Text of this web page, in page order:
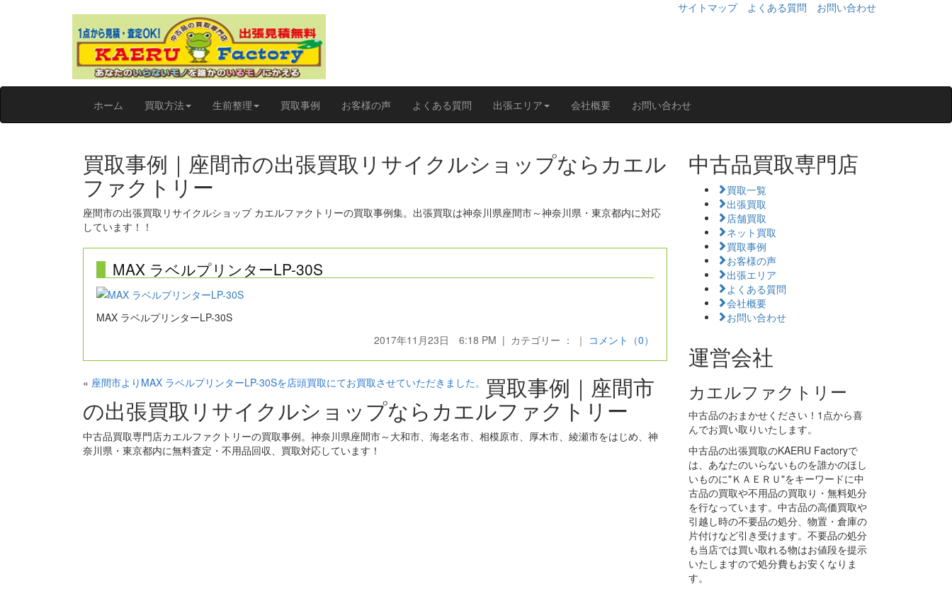
サイトマップ よくある質問 お問い合わせ
ホーム 買取方法 生前整理 買取事例 お客様の声 よくある質問 出張エリア 会社概要 お問い合わせ
買取事例｜座間市の出張買取リサイクルショップならカエル
ファクトリー
座間市の出張買取リサイクルショップ カエルファクトリーの買取事例集。出張買取は神奈川県座間市～神奈川県・東京都内に対応
しています！！
MAX ラベルプリンターLP-30S
MAX ラベルプリンターLP-30S
2017年11月23日 6:18 PM | カテゴリー ： ｜ コメント（0）
« 座間市よりMAX ラベルプリンターLP-30Sを店頭買取にてお買取させていただきました。 買取事例｜座間市
の出張買取リサイクルショップならカエルファクトリー
中古品買取専門店カエルファクトリーの買取事例。神奈川県座間市～大和市、海老名市、相模原市、厚木市、綾瀬市をはじめ、神
奈川県・東京都内に無料査定・不用品回収、買取対応しています！
中古品買取専門店
買取一覧
出張買取
店舗買取
ネット買取
買取事例
お客様の声
出張エリア
よくある質問
会社概要
お問い合わせ
運営会社
カエルファクトリー
中古品のおまかせください！1点から喜
んでお買い取りいたします。
中古品の出張買取のKAERU Factoryで
は、あなたのいらないものを誰かのほし
いものに"ＫＡＥＲＵ"をキーワードに中
古品の買取や不用品の買取り・無料処分
を行なっています。中古品の高価買取や
引越し時の不要品の処分、物置・倉庫の
片付けなど引き受けます。不要品の処分
も当店では買い取れる物はお値段を提示
いたしますので処分費もお安くなりま
す。